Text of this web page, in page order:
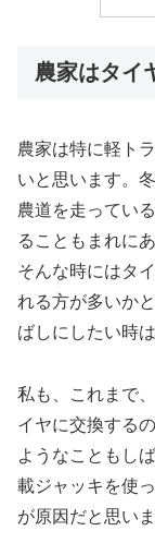
農家はタイ
農家は特に軽ト
いと思います。
農道を走ってい
ることもまれにあ
そんな時にはタ
れる方が多いか
ばしにしたい時
私も、これまで
イヤに交換する
ようなこともし
載ジャッキを使
が原因だと思いま